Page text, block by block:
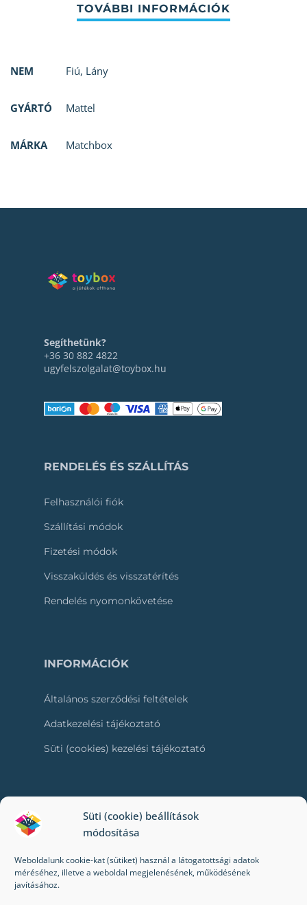
Süti (cookie) beállítások
módosítása
Weboldalunk cookie-kat (sütiket) használ a látogatottsági adatok
méréséhez, illetve a weboldal megjelenésének, működésének
javításához.
NEM Fiú, Lány
GYÁRTÓ Mattel
MÁRKA Matchbox
Segíthetünk?
+36 30 882 4822
ugyfelszolgalat@toybox.hu
RENDELÉS ÉS SZÁLLÍTÁS
Felhasználói fiók
Szállítási módok
Fizetési módok
Visszaküldés és visszatérítés
Rendelés nyomonkövetése
INFORMÁCIÓK
Általános szerződési feltételek
Adatkezelési tájékoztató
Süti (cookies) kezelési tájékoztató
RÓLUNK
Kik vagyunk mi?